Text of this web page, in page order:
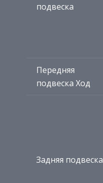
подвеска
Передняя
подвеска Ход
Задняя подвеска